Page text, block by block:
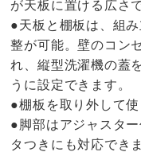
が天板に置ける広さ
●天板と棚板は、組
整が可能。壁のコン
れ、縦型洗濯機の蓋
うに設定できます。
●棚板を取り外して使
●脚部はアジャスタ
タつきにも対応でき